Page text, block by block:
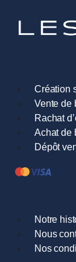
Création
Vente de
Rachat
Achat de
Dépôt
Notre
Nous
Nos